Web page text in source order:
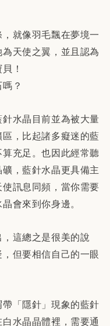
就像羽毛飄在夢境一
天使之翼，並且認為
！
？
水晶目前並為被大量
，比起諸多癡迷的藍
充足。也因此經常聽
，藍針水晶更具備主
訊息同頻，當你需要
會來到你身邊。
這總之是很美的說
但要相信自己的一眼
「隱針」現象的藍針
水晶晶體裡，需要通